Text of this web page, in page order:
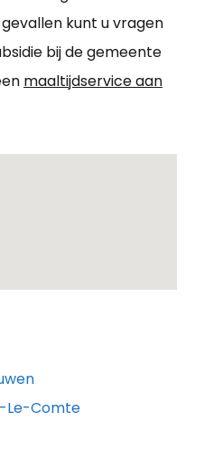
kunt u vragen
bij de gemeente
maaltijdservice aan
Le-Comte